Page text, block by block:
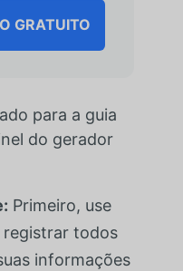
GRATUITO
para a guia
do gerador
Primeiro, use
todos
informações